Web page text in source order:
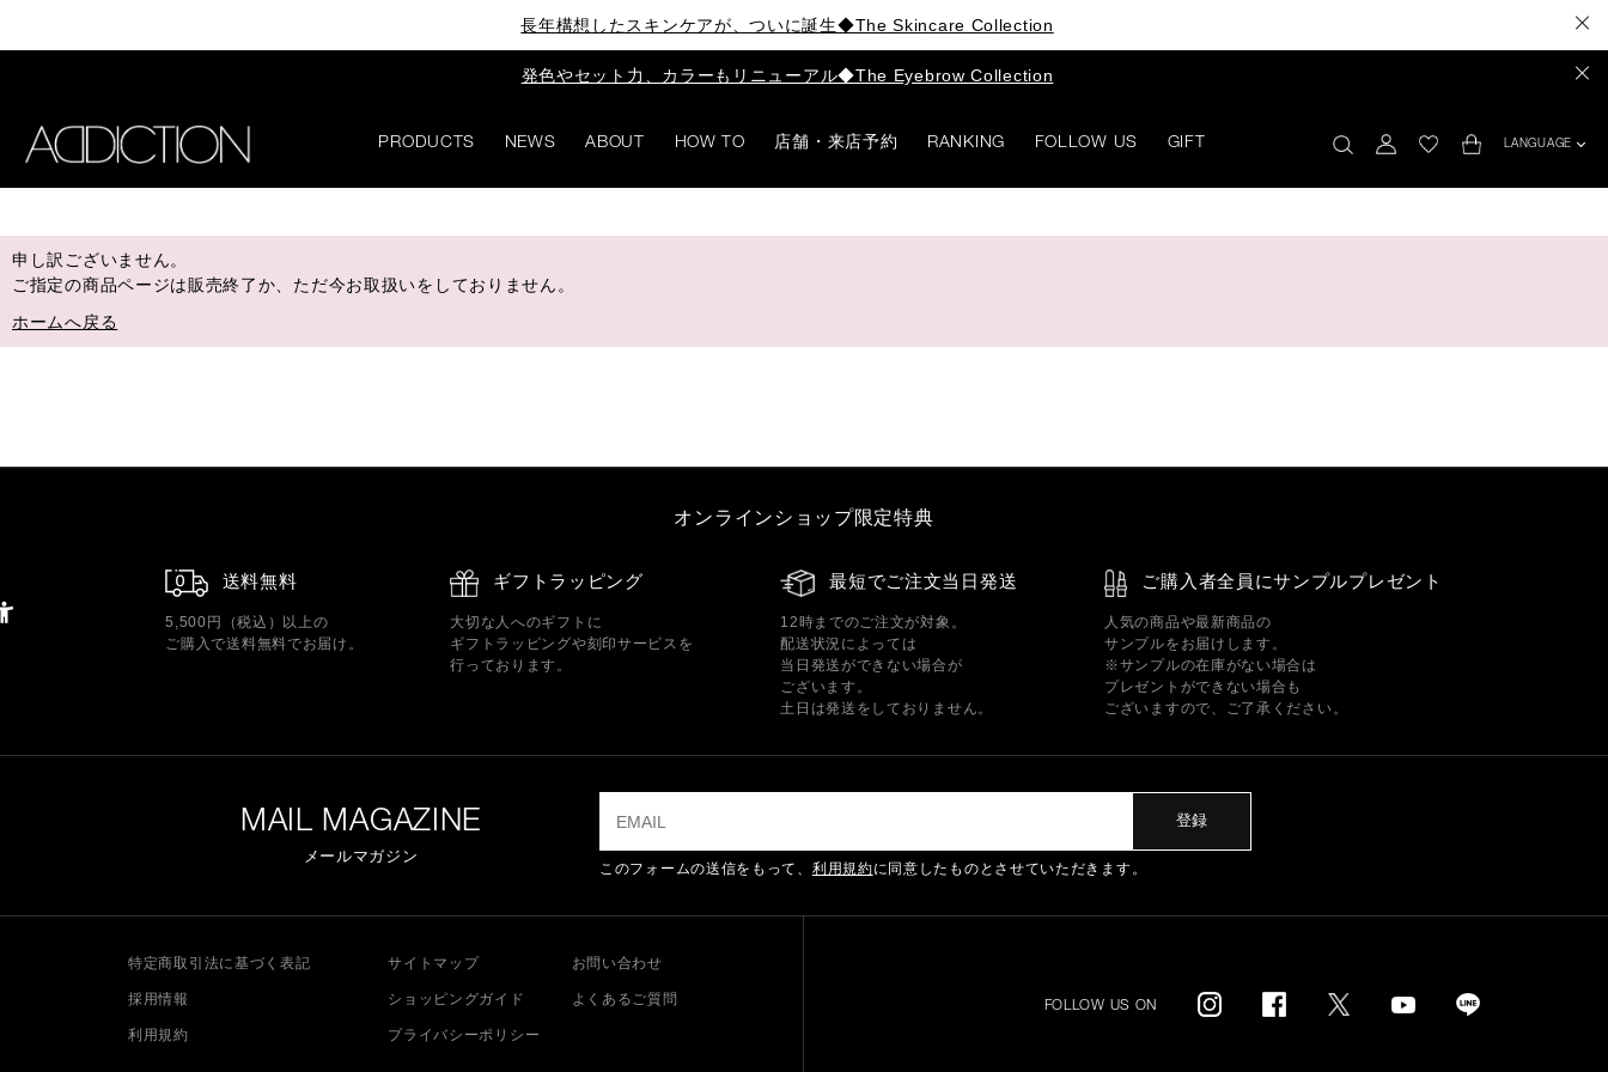
長年構想したスキンケアが、ついに誕生◆The Skincare Collection
発色やセット力、カラーもリニューアル◆The Eyebrow Collection
PRODUCTS NEWS ABOUT HOW TO 店舗・来店予約 RANKING FOLLOW US GIFT LANGUAGE
申し訳ございません。
ご指定の商品ページは販売終了か、ただ今お取扱いをしておりません。
ホームへ戻る
オンラインショップ限定特典
送料無料
5,500円（税込）以上の
ご購入で送料無料でお届け。
ギフトラッピング
大切な人へのギフトに
ギフトラッピングや刻印サービスを
行っております。
最短でご注文当日発送
12時までのご注文が対象。
配送状況によっては
当日発送ができない場合が
ございます。
土日は発送をしておりません。
ご購入者全員にサンプルプレゼント
人気の商品や最新商品の
サンプルをお届けします。
※サンプルの在庫がない場合は
プレゼントができない場合も
ございますので、ご了承ください。
MAIL MAGAZINE
メールマガジン
登録
このフォームの送信をもって、 利用規約に同意したものとさせていただきます。
特定商取引法に基づく表記 サイトマップ お問い合わせ
採用情報 ショッピングガイド よくあるご質問
利用規約 プライバシーポリシー
FOLLOW US ON